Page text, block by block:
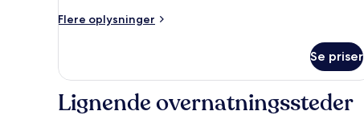
Flere oplysninger
Flere
dobbeltværelse
Se priser
Lignende overnatningssteder